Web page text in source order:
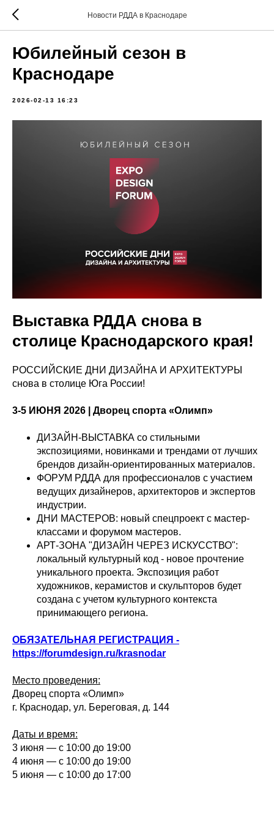
Новости РДДА в Краснодаре
Юбилейный сезон в
Краснодаре
2026-02-13 16:23
Выставка РДДА снова в
столице Краснодарского края!
РОССИЙСКИЕ ДНИ ДИЗАЙНА И АРХИТЕКТУРЫ
снова в столице Юга России!
3-5 ИЮНЯ 2026 | Дворец спорта «Олимп»
ДИЗАЙН-ВЫСТАВКА со стильными
экспозициями, новинками и трендами от лучших
брендов дизайн-ориентированных материалов.
ФОРУМ РДДА для профессионалов с участием
ведущих дизайнеров, архитекторов и экспертов
индустрии.
ДНИ МАСТЕРОВ: новый спецпроект с мастер-
классами и форумом мастеров.
АРТ-ЗОНА "ДИЗАЙН ЧЕРЕЗ ИСКУССТВО":
локальный культурный код - новое прочтение
уникального проекта. Экспозиция работ
художников, керамистов и скульпторов будет
создана с учетом культурного контекста
принимающего региона.
ОБЯЗАТЕЛЬНАЯ РЕГИСТРАЦИЯ -
https://forumdesign.ru/krasnodar
Место проведения:
Дворец спорта «Олимп»
г. Краснодар, ул. Береговая, д. 144
Даты и время:
3 июня — с 10:00 до 19:00
4 июня — с 10:00 до 19:00
5 июня — с 10:00 до 17:00